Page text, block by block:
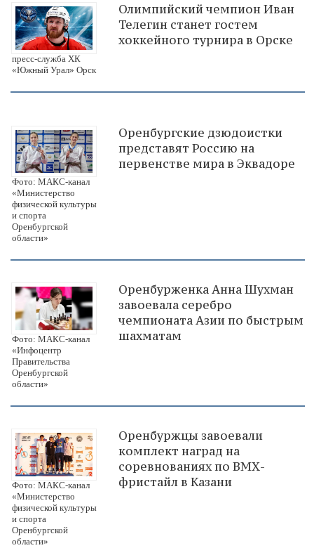
пресс-служба ХК
«Южный Урал» Орск
Олимпийский чемпион Иван
Телегин станет гостем
хоккейного турнира в Орске
Фото: МАКС-канал
«Министерство
физической культуры
и спорта
Оренбургской
области»
Оренбургские дзюдоистки
представят Россию на
первенстве мира в Эквадоре
Фото: МАКС-канал
«Инфоцентр
Правительства
Оренбургской
области»
Оренбурженка Анна Шухман
завоевала серебро
чемпионата Азии по быстрым
шахматам
Фото: МАКС-канал
«Министерство
физической культуры
и спорта
Оренбургской
области»
Оренбуржцы завоевали
комплект наград на
соревнованиях по ВМХ-
фристайл в Казани